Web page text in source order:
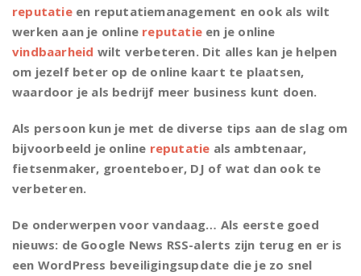
reputatieen reputatiemanagement en ook als wilt
werken aan je online reputatie en je online
vindbaarheid wilt verbeteren. Dit alles kan je helpen
om jezelf beter op de online kaart te plaatsen,
waardoor je als bedrijf meer business kunt doen.
Als persoon kun je met de diverse tips aan de slag om
bijvoorbeeld je online reputatie als ambtenaar,
fietsenmaker, groenteboer, DJ of wat dan ook te
verbeteren.
De onderwerpen voor vandaag… Als eerste goed
nieuws: de Google News RSS-alerts zijn terug en er is
een WordPress beveiligingsupdate die je zo snel